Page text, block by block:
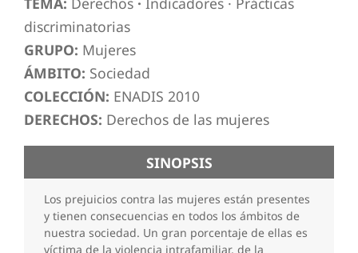
discriminatorias
GRUPO: Mujeres
ÁMBITO: Sociedad
COLECCIÓN: ENADIS 2010
DERECHOS: Derechos de las mujeres
SINOPSIS
Los prejuicios contra las mujeres están presentes
y tienen consecuencias en todos los ámbitos de
nuestra sociedad. Un gran porcentaje de ellas es
víctima de la violencia intrafamiliar, de la